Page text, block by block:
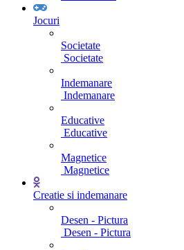
Jocuri
Societate
Societate
Indemanare
Indemanare
Educative
Educative
Magnetice
Magnetice
Creatie si indemanare
Desen - Pictura
Desen - Pictura